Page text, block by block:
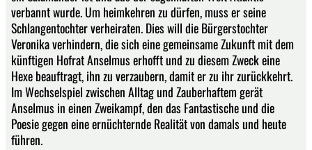
verbannt wurde. Um heimkehren zu dürfen, muss er seine
Schlangentochter verheiraten. Dies will die Bürgerstochter
Veronika verhindern, die sich eine gemeinsame Zukunft mit dem
künftigen Hofrat Anselmus erhofft und zu diesem Zweck eine
Hexe beauftragt, ihn zu verzaubern, damit er zu ihr zurückkehrt.
Im Wechselspiel zwischen Alltag und Zauberhaftem gerät
Anselmus in einen Zweikampf, den das Fantastische und die
Poesie gegen eine ernüchternde Realität von damals und heute
führen.